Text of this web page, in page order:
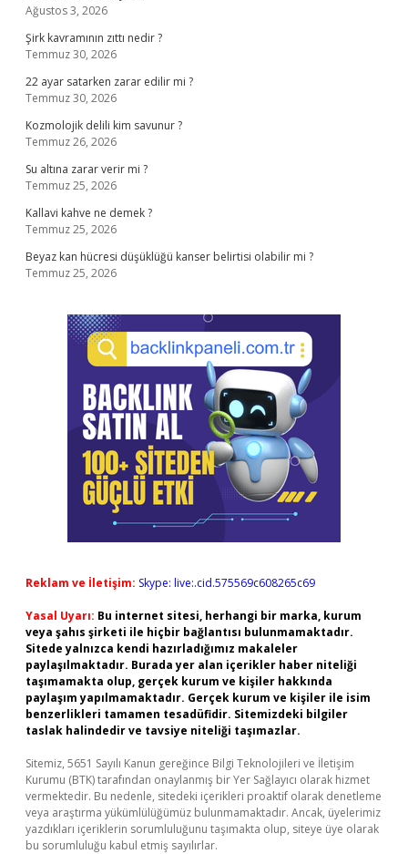
Ağustos 3, 2026
Şirk kavramının zıttı nedir ?
Temmuz 30, 2026
22 ayar satarken zarar edilir mi ?
Temmuz 30, 2026
Kozmolojik delili kim savunur ?
Temmuz 26, 2026
Su altına zarar verir mi ?
Temmuz 25, 2026
Kallavi kahve ne demek ?
Temmuz 25, 2026
Beyaz kan hücresi düşüklüğü kanser belirtisi olabilir mi ?
Temmuz 25, 2026
Reklam ve İletişim: Skype: live:.cid.575569c608265c69
Yasal Uyarı: Bu internet sitesi, herhangi bir marka, kurum
veya şahıs şirketi ile hiçbir bağlantısı bulunmamaktadır.
Sitede yalnızca kendi hazırladığımız makaleler
paylaşılmaktadır. Burada yer alan içerikler haber niteliği
taşımamakta olup, gerçek kurum ve kişiler hakkında
paylaşım yapılmamaktadır. Gerçek kurum ve kişiler ile isim
benzerlikleri tamamen tesadüfidir. Sitemizdeki bilgiler
taslak halindedir ve tavsiye niteliği taşımazlar.
Sitemiz, 5651 Sayılı Kanun gereğince Bilgi Teknolojileri ve İletişim
Kurumu (BTK) tarafından onaylanmış bir Yer Sağlayıcı olarak hizmet
vermektedir. Bu nedenle, sitedeki içerikleri proaktif olarak denetleme
veya araştırma yükümlülüğümüz bulunmamaktadır. Ancak, üyelerimiz
yazdıkları içeriklerin sorumluluğunu taşımakta olup, siteye üye olarak
bu sorumluluğu kabul etmiş sayılırlar.